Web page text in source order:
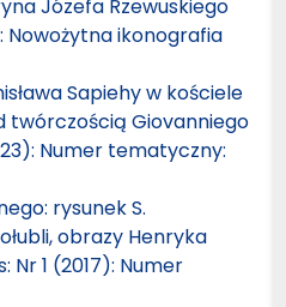
Józefa Rzewuskiego
Nowożytna ikonografia
Sapiehy w kościele
twórczością Giovanniego
Numer tematyczny:
rysunek S.
obrazy Henryka
Nr 1 (2017): Numer